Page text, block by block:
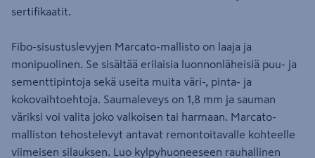
sertifikaatit.
Fibo-sisustuslevyjen Marcato-mallisto on laaja ja
monipuolinen. Se sisältää erilaisia luonnonläheisiä puu- ja
sementtipintoja sekä useita muita väri-, pinta- ja
kokovaihtoehtoja. Saumaleveys on 1,8 mm ja sauman
väriksi voi valita joko valkoisen tai harmaan. Marcato-
malliston tehostelevyt antavat remontoitavalle kohteelle
viimeisen silauksen. Luo kylpyhuoneeseen rauhallinen